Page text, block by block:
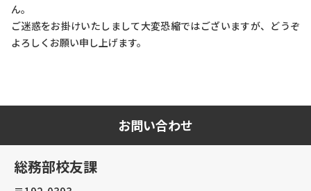
ん。
ご迷惑をお掛けいたしまして大変恐縮ではございますが、どうぞ
よろしくお願い申し上げます。
お問い合わせ
総務部校友課